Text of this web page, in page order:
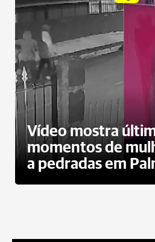
Vídeo mostra
momentos de
a pedradas em